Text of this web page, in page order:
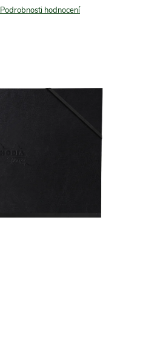
Podrobnosti hodnocení